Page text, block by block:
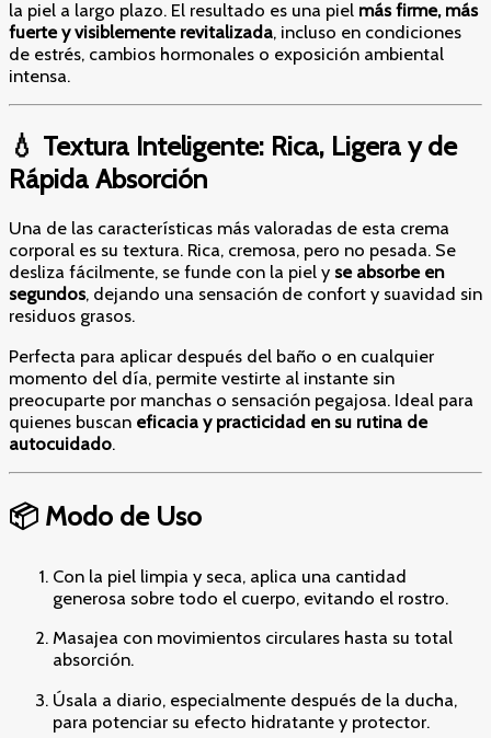
la piel a largo plazo. El resultado es una piel más firme, más
fuerte y visiblemente revitalizada, incluso en condiciones
de estrés, cambios hormonales o exposición ambiental
intensa.
💧 Textura Inteligente: Rica, Ligera y de
Rápida Absorción
Una de las características más valoradas de esta crema
corporal es su textura. Rica, cremosa, pero no pesada. Se
desliza fácilmente, se funde con la piel y se absorbe en
segundos, dejando una sensación de confort y suavidad sin
residuos grasos.
Perfecta para aplicar después del baño o en cualquier
momento del día, permite vestirte al instante sin
preocuparte por manchas o sensación pegajosa. Ideal para
quienes buscan eficacia y practicidad en su rutina de
autocuidado.
📦 Modo de Uso
Con la piel limpia y seca, aplica una cantidad
generosa sobre todo el cuerpo, evitando el rostro.
Masajea con movimientos circulares hasta su total
absorción.
Úsala a diario, especialmente después de la ducha,
para potenciar su efecto hidratante y protector.